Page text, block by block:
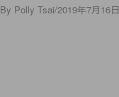
By Polly Tsai/2019年7月16日